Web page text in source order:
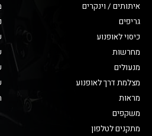
איתותים / וינקרים
גריפים
כיסוי לאופנוע
מחרשות
מנעולים
מצלמת דרך לאופנוע
מראות
משקפים
מתקנים לטלפון